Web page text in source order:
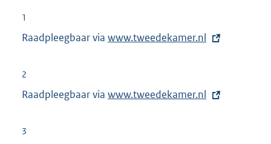
1
Raadpleegbaar via E
r
www.tweedekamer.nl
2
Raadpleegbaar via E
www.tweedekamer.nl
3